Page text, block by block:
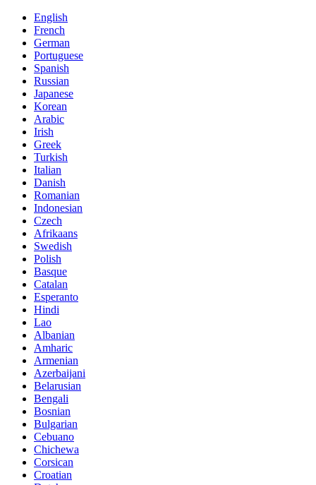
English
French
German
Portuguese
Spanish
Russian
Japanese
Korean
Arabic
Irish
Greek
Turkish
Italian
Danish
Romanian
Indonesian
Czech
Afrikaans
Swedish
Polish
Basque
Catalan
Esperanto
Hindi
Lao
Albanian
Amharic
Armenian
Azerbaijani
Belarusian
Bengali
Bosnian
Bulgarian
Cebuano
Chichewa
Corsican
Croatian